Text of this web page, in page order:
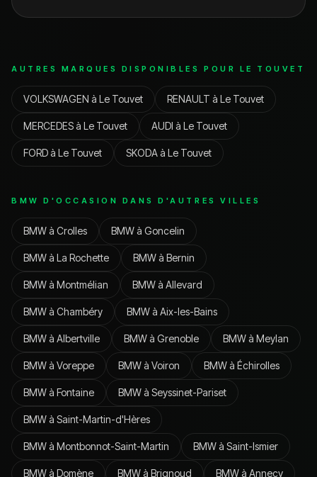
AUTRES MARQUES DISPONIBLES POUR LE TOUVET
VOLKSWAGEN à Le Touvet RENAULT à Le Touvet
MERCEDESà Le Touvet AUDI à Le Touvet
FORDà Le Touvet SKODAà Le Touvet
BMW D'OCCASION DANS D'AUTRES VILLES
BMWà Crolles BMWà Goncelin
BMWà La Rochette BMWà Bernin
BMWà Montmélian BMWà Allevard
BMWà Chambéry BMWà Aix-les-Bains
BMWà Albertville BMWà Grenoble BMWà Meylan
BMWà Voreppe BMWà Voiron BMWà Échirolles
BMWà Fontaine BMWà Seyssinet-Pariset
BMWà Saint-Martin-d'Hères
BMWà Montbonnot-Saint-Martin BMWà Saint-Ismier
BMWà Domène BMWà Brignoud BMWà Annecy